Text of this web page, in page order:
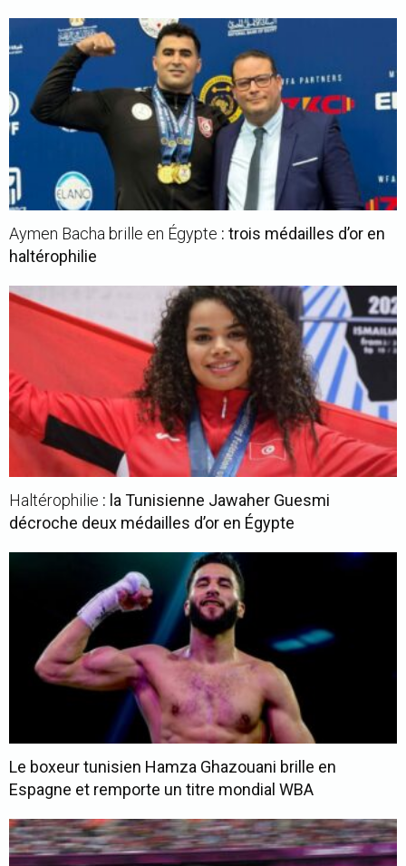
Aymen Bacha brille en Égypte : trois médailles d’or en
haltérophilie
Haltérophilie : la Tunisienne Jawaher Guesmi
décroche deux médailles d’or en Égypte
Le boxeur tunisien Hamza Ghazouani brille en
Espagne et remporte un titre mondial WBA